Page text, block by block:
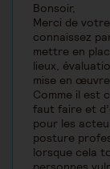
Bonsoir,
Merci de
connaissez
mettre en
lieux,
mise en
Comme il est
faut faire et
pour les
posture
lorsque cela